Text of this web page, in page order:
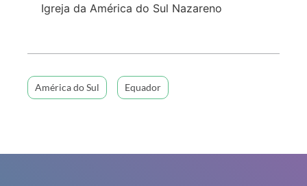
Igreja da América do Sul Nazareno
América do Sul Equador